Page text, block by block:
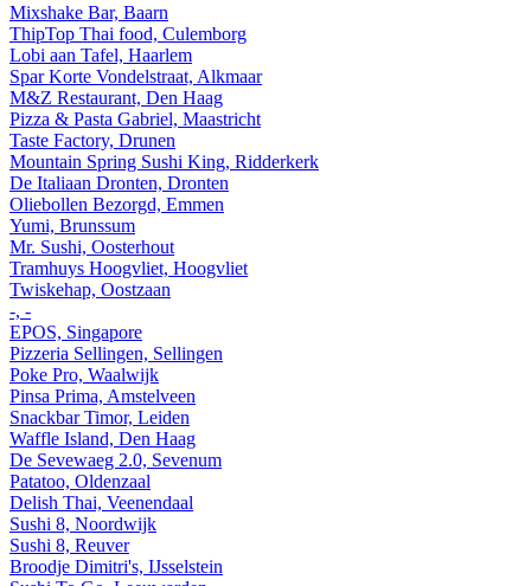
Mixshake Bar, Baarn
ThipTop Thai food, Culemborg
Lobi aan Tafel, Haarlem
Spar Korte Vondelstraat, Alkmaar
M&Z Restaurant, Den Haag
Pizza & Pasta Gabriel, Maastricht
Taste Factory, Drunen
Mountain Spring Sushi King, Ridderkerk
De Italiaan Dronten, Dronten
Oliebollen Bezorgd, Emmen
Yumi, Brunssum
Mr. Sushi, Oosterhout
Tramhuys Hoogvliet, Hoogvliet
Twiskehap, Oostzaan
-, -
EPOS, Singapore
Pizzeria Sellingen, Sellingen
Poke Pro, Waalwijk
Pinsa Prima, Amstelveen
Snackbar Timor, Leiden
Waffle Island, Den Haag
De Sevewaeg 2.0, Sevenum
Patatoo, Oldenzaal
Delish Thai, Veenendaal
Sushi 8, Noordwijk
Sushi 8, Reuver
Broodje Dimitri's, IJsselstein